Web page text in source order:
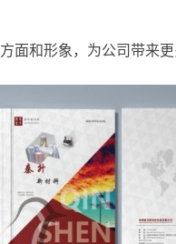
面和形象，为公司带来